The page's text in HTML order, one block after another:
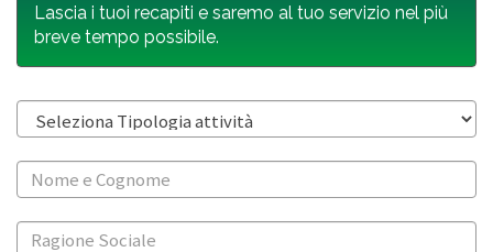
Lascia i tuoi recapiti e saremo al tuo servizio nel più
breve tempo possibile.